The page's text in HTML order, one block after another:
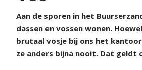
Aan de sporen in het
dassen en vossen wonen.
brutaal vosje bij ons het
ze anders bijna nooit. Dat geldt